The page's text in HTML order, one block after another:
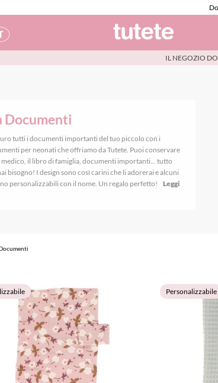
IL NEGOZIO
Documenti
tutti i documenti importanti del tuo piccolo con i
per neonati che offriamo da Tutete. Puoi conservare
medico, il libro di famiglia, documenti importanti... tutto
bisogno! I design sono così carini che li adorerai e alcuni
personalizzabili con il nome. Un regalo perfetto!
Leggi
Personalizzabile